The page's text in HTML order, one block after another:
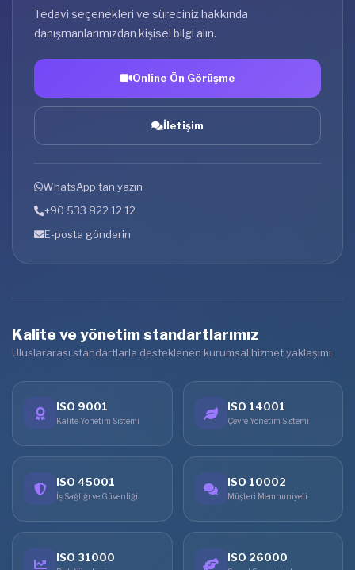
Tedavi seçenekleri ve süreciniz hakkında
danışmanlarımızdan kişisel bilgi alın.
Online Ön Görüşme
İletişim
WhatsApp’tan yazın
+90 533 822 12 12
E-posta gönderin
Kalite ve yönetim standartlarımız
Uluslararası standartlarla desteklenen kurumsal hizmet yaklaşımı
ISO 9001
Kalite Yönetim Sistemi
ISO 14001
Çevre Yönetim Sistemi
ISO 45001
İş Sağlığı ve Güvenliği
ISO 10002
Müşteri Memnuniyeti
ISO 31000 ISO 26000